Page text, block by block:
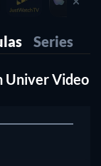
las mejores
filtros a
en base a tus
Series
Univer Video